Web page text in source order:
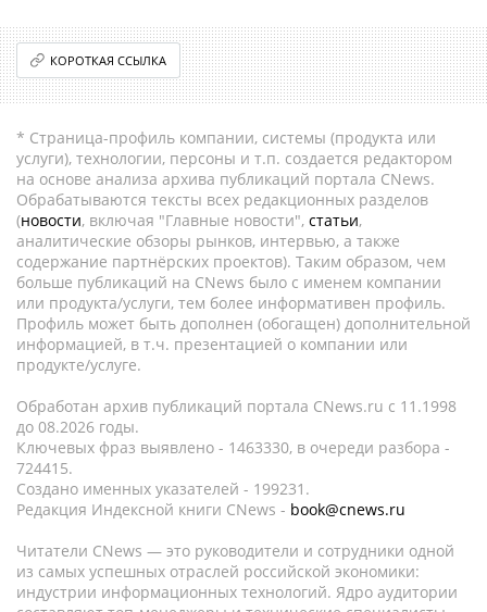
КОРОТКАЯ ССЫЛКА
* Страница-профиль компании, системы (продукта или
услуги), технологии, персоны и т.п. создается редактором
на основе анализа архива публикаций портала CNews.
Обрабатываются тексты всех редакционных разделов
(новости, включая "Главные новости", статьи,
аналитические обзоры рынков, интервью, а также
содержание партнёрских проектов). Таким образом, чем
больше публикаций на CNews было с именем компании
или продукта/услуги, тем более информативен профиль.
Профиль может быть дополнен (обогащен) дополнительной
информацией, в т.ч. презентацией о компании или
продукте/услуге.
Обработан архив публикаций портала CNews.ru c 11.1998
до 08.2026 годы.
Ключевых фраз выявлено - 1463330, в очереди разбора -
724415.
Создано именных указателей - 199231.
Редакция Индексной книги CNews - book@cnews.ru
Читатели CNews — это руководители и сотрудники одной
из самых успешных отраслей российской экономики:
индустрии информационных технологий. Ядро аудитории